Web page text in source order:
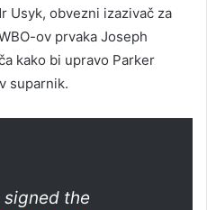
Usyk, obvezni izazivač za
ov prvaka Joseph
kako bi upravo Parker
suparnik.
the